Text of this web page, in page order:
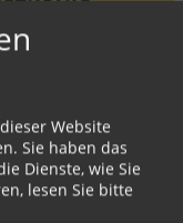
Website
Sie haben das
Dienste, wie Sie
lesen Sie bitte